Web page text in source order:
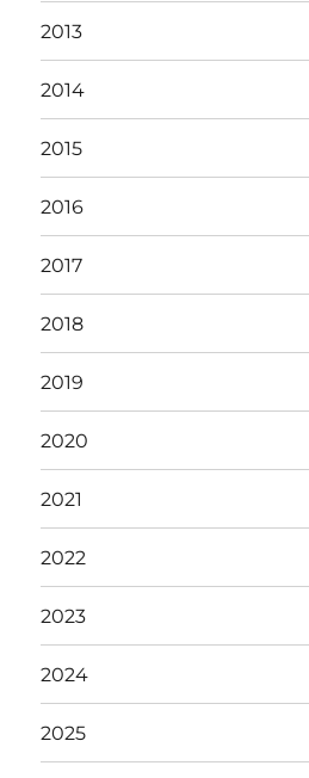
2013
2014
2015
2016
2017
2018
2019
2020
2021
2022
2023
2024
2025